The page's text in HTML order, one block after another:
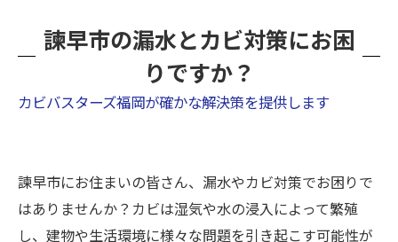
諫早市の漏水とカビ対策にお困
りですか？
カビバスターズ福岡が確かな解決策を提供します
諫早市にお住まいの皆さん、漏水やカビ対策でお困りで
はありませんか？カビは湿気や水の浸入によって繁殖
し、建物や生活環境に様々な問題を引き起こす可能性が